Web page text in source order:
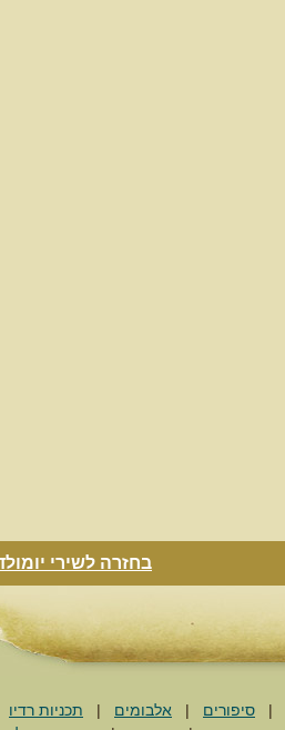
בחזרה לשירי
| סיפורים | אלבומים | תכניות רדיו